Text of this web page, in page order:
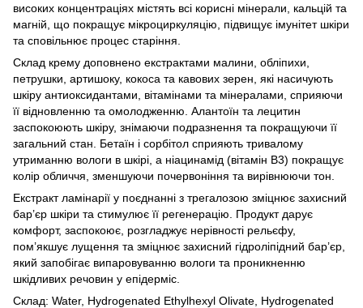
високих концентраціях містять всі корисні мінерали, кальцій та
магній, що покращує мікроциркуляцію, підвищує імунітет шкіри
та сповільнює процес старіння.
Склад крему доповнено екстрактами малини, обліпихи,
петрушки, артишоку, кокоса та кавових зерен, які насичують
шкіру антиоксидантами, вітамінами та мінералами, сприяючи
її відновленню та омолодженню. Алантоїн та лецитин
заспокоюють шкіру, знімаючи подразнення та покращуючи її
загальний стан. Бетаїн і сорбітол сприяють тривалому
утриманню вологи в шкірі, а ніацинамід (вітамін B3) покращує
колір обличчя, зменшуючи почервоніння та вирівнюючи тон.
Екстракт ламінарії у поєднанні з трегалозою зміцнює захисний
бар’єр шкіри та стимулює її регенерацію. Продукт дарує
комфорт, заспокоює, розгладжує нерівності рельєфу,
пом’якшує лущення та зміцнює захисний гідроліпідний бар’єр,
який запобігає випаровуванню вологи та проникненню
шкідливих речовин у епідерміс.
Склад: Water, Hydrogenated Ethylhexyl Olivate, Hydrogenated